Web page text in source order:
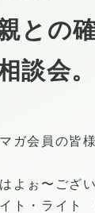
との
談会。
ガ会員の皆様
よぉ〜ござい
ト・ライト